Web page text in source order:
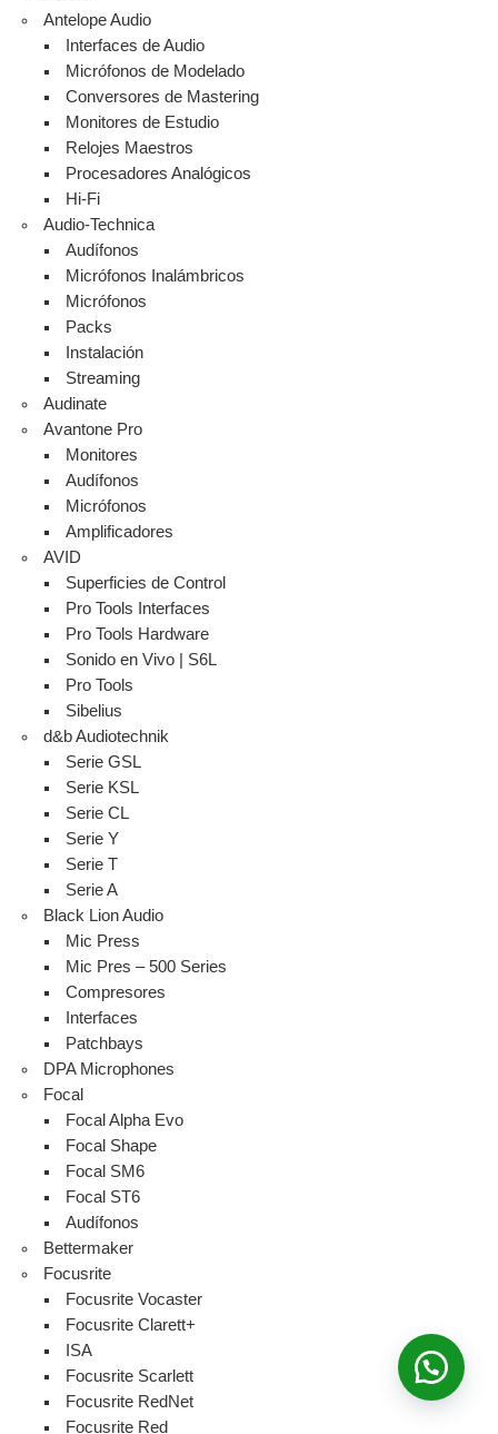
Antelope Audio
Interfaces de Audio
Micrófonos de Modelado
Conversores de Mastering
Monitores de Estudio
Relojes Maestros
Procesadores Analógicos
Hi-Fi
Audio-Technica
Audífonos
Micrófonos Inalámbricos
Micrófonos
Packs
Instalación
Streaming
Audinate
Avantone Pro
Monitores
Audífonos
Micrófonos
Amplificadores
AVID
Superficies de Control
Pro Tools Interfaces
Pro Tools Hardware
Sonido en Vivo | S6L
Pro Tools
Sibelius
d&b Audiotechnik
Serie GSL
Serie KSL
Serie CL
Serie Y
Serie T
Serie A
Black Lion Audio
Mic Press
Mic Pres – 500 Series
Compresores
Interfaces
Patchbays
DPA Microphones
Focal
Focal Alpha Evo
Focal Shape
Focal SM6
Focal ST6
Audífonos
Bettermaker
Focusrite
Focusrite Vocaster
Focusrite Clarett+
ISA
Focusrite Scarlett
Focusrite RedNet
Focusrite Red